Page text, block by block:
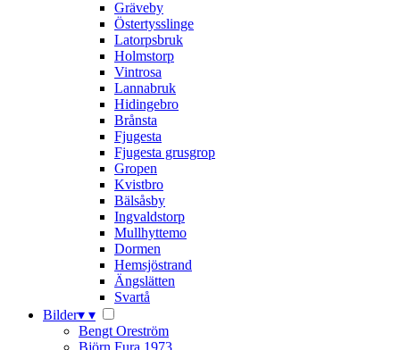
Gräveby
Östertysslinge
Latorpsbruk
Holmstorp
Vintrosa
Lannabruk
Hidingebro
Brånsta
Fjugesta
Fjugesta grusgrop
Gropen
Kvistbro
Bälsåsby
Ingvaldstorp
Mullhyttemo
Dormen
Hemsjöstrand
Ängslätten
Svartå
Bilder▾ ▾
Bengt Oreström
Björn Fura 1973